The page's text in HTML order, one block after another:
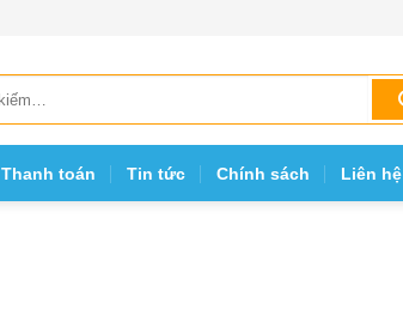
Thanh toán Tin tức Chính sách Liên hệ